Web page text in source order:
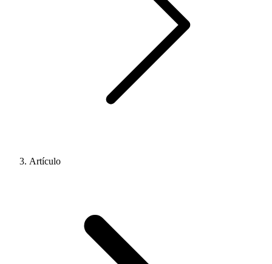
Artículo